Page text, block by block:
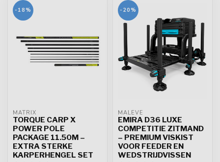
-18%
MATRIX
TORQUE CARP X
POWER POLE
PACKAGE 11.50M –
EXTRA STERKE
KARPERHENGEL SET
-20%
MALEVÉ
EMIRA D36 LUXE
COMPETITIE ZITMAND
– PREMIUM VISKIST
VOOR FEEDER EN
WEDSTRIJDVISSEN